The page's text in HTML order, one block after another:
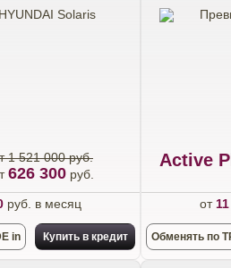
1 521 000 руб.
626 300 руб.
руб. в месяц
in Купить в кредит
Active
от
Обменять по